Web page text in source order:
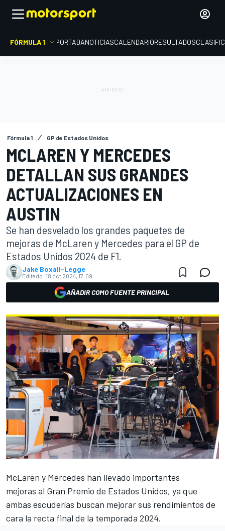
FÓRMULA 1 PORTADANOTICIASCALENDARIORESULTADOS
Fórmula 1 GP de Estados Unidos
MCLAREN Y MERCEDES
DETALLAN SUS GRANDES
ACTUALIZACIONES EN
AUSTIN
Se han desvelado los grandes paquetes de
mejoras de McLaren y Mercedes para el GP de
Estados Unidos 2024 de F1.
Jake Boxall-Legge
Editado: 18 oct 2024, 17:09
AÑADIR COMO FUENTE PRINCIPAL
McLaren y Mercedes han llevado importantes
mejoras al Gran Premio de Estados Unidos, ya que
ambas escuderías buscan mejorar sus rendimientos de
cara la recta final de la temporada 2024.